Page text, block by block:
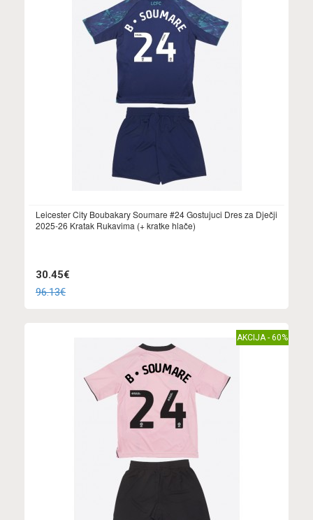
Leicester City Boubakary Soumare #24 Gostujuci Dres za Dječji
2025-26 Kratak Rukavima (+ kratke hlače)
30.45€
96.13€
AKCIJA - 60%